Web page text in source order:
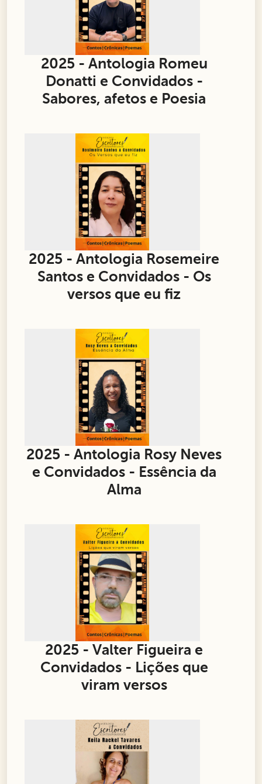
2025 - Antologia Romeu
Donatti e Convidados -
Sabores, afetos e Poesia
2025 - Antologia Rosemeire
Santos e Convidados - Os
versos que eu fiz
2025 - Antologia Rosy Neves
e Convidados - Essência da
Alma
2025 - Valter Figueira e
Convidados - Lições que
viram versos